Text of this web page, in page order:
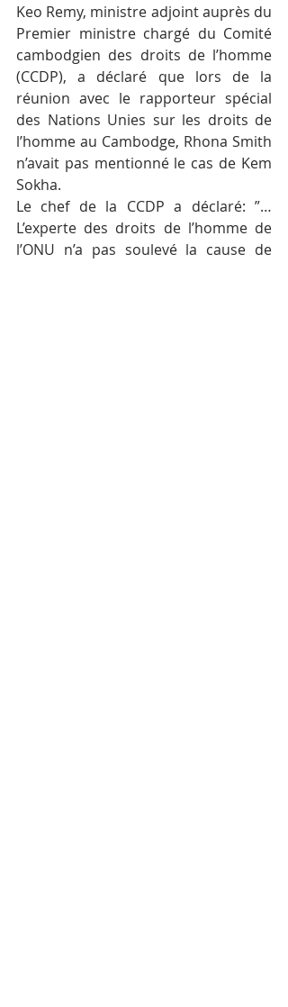
Keo Remy, ministre adjoint auprès du
Premier ministre chargé du Comité
cambodgien des droits de l’homme
(CCDP), a déclaré que lors de la
réunion avec le rapporteur spécial
des Nations Unies sur les droits de
l’homme au Cambodge, Rhona Smith
n’avait pas mentionné le cas de Kem
Sokha.
Le chef de la CCDP a déclaré: ”…
L’experte des droits de l’homme de
l’ONU n’a pas soulevé la cause de